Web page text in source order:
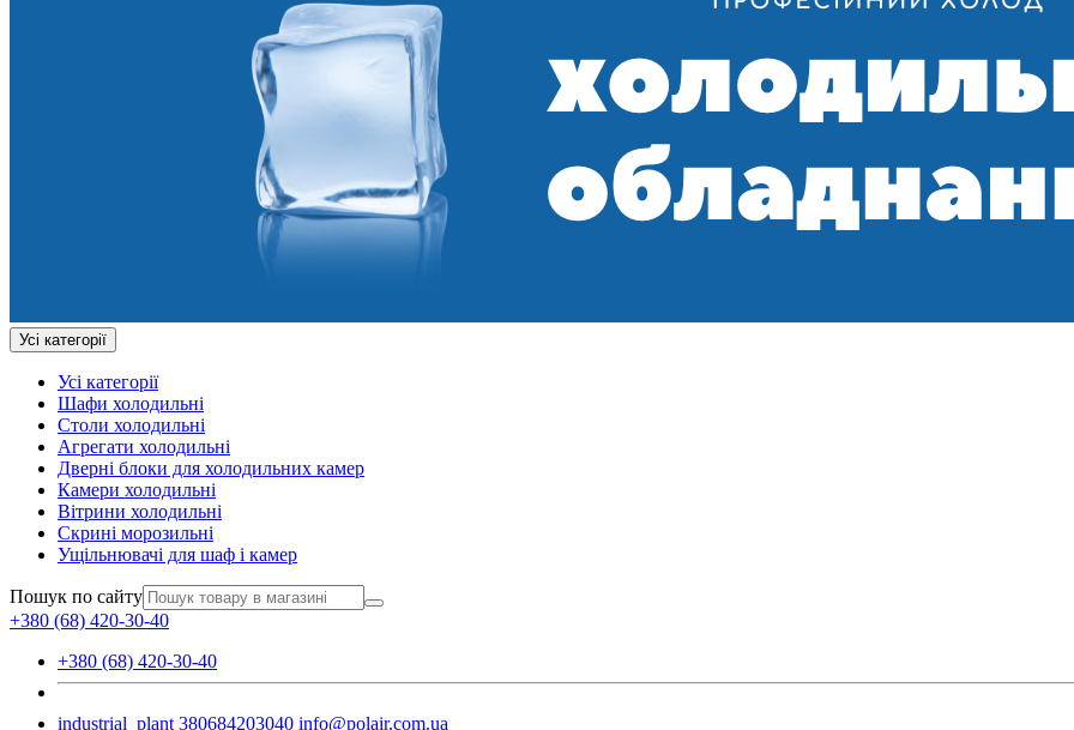
Усі категорії
Усі категорії
Шафи холодильні
Столи холодильні
Агрегати холодильні
Дверні блоки для холодильних камер
Камери холодильні
Вітрини холодильні
Скрині морозильні
Ущільнювачі для шаф і камер
Пошук по сайту
+380 (68) 420-30-40
+380 (68) 420-30-40
industrial_plant 380684203040 info@polair.com.ua